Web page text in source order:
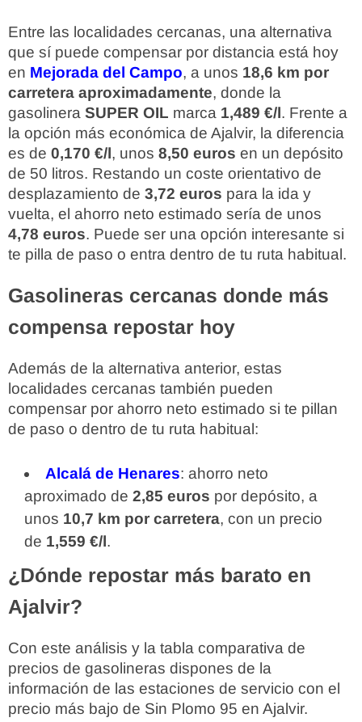
Entre las localidades cercanas, una alternativa
que sí puede compensar por distancia está hoy
en Mejorada del Campo, a unos 18,6 km por
carretera aproximadamente, donde la
gasolinera SUPER OIL marca 1,489 €/l. Frente a
la opción más económica de Ajalvir, la diferencia
es de 0,170 €/l, unos 8,50 euros en un depósito
de 50 litros. Restando un coste orientativo de
desplazamiento de 3,72 euros para la ida y
vuelta, el ahorro neto estimado sería de unos
4,78 euros. Puede ser una opción interesante si
te pilla de paso o entra dentro de tu ruta habitual.
Gasolineras cercanas donde más
compensa repostar hoy
Además de la alternativa anterior, estas
localidades cercanas también pueden
compensar por ahorro neto estimado si te pillan
de paso o dentro de tu ruta habitual:
Alcalá de Henares: ahorro neto
aproximado de 2,85 euros por depósito, a
unos 10,7 km por carretera, con un precio
de 1,559 €/l.
¿Dónde repostar más barato en
Ajalvir?
Con este análisis y la tabla comparativa de
precios de gasolineras dispones de la
información de las estaciones de servicio con el
precio más bajo de Sin Plomo 95 en Ajalvir.